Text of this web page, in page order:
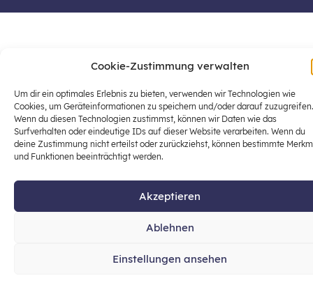
Cookie-Zustimmung verwalten
Um dir ein optimales Erlebnis zu bieten, verwenden wir Technologien wie
Cookies, um Geräteinformationen zu speichern und/oder darauf zuzugreifen.
Wenn du diesen Technologien zustimmst, können wir Daten wie das
Surfverhalten oder eindeutige IDs auf dieser Website verarbeiten. Wenn du
deine Zustimmung nicht erteilst oder zurückziehst, können bestimmte
und Funktionen beeinträchtigt werden.
Akzeptieren
Ablehnen
Einstellungen ansehen